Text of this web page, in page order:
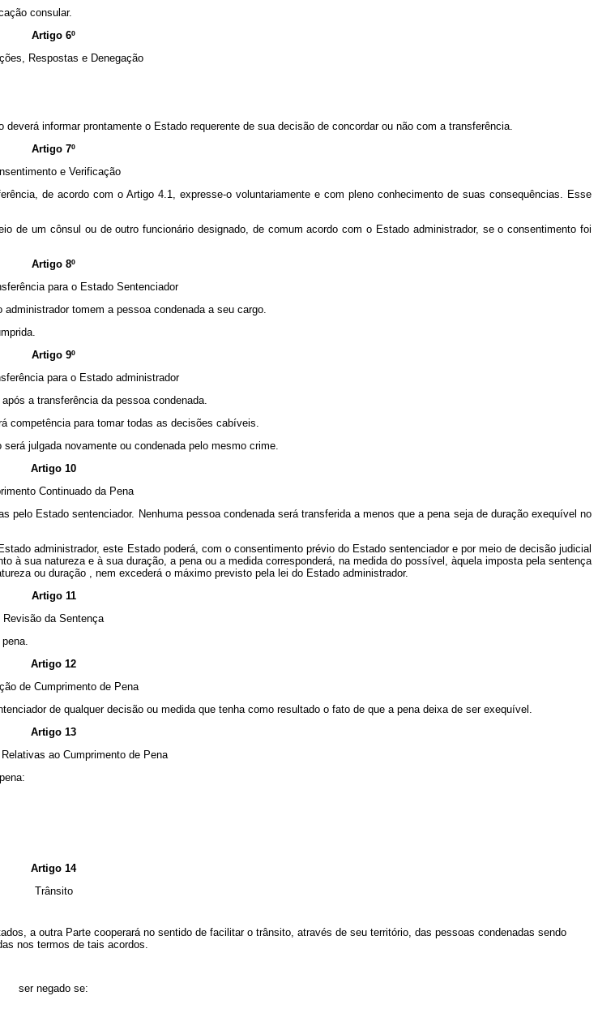
consular.
Artigo 6º
Respostas e Denegação
informar prontamente o Estado requerente de sua decisão de concordar ou não com a transferência.
Artigo 7º
e Verificação
de acordo com o Artigo 4.1, expresse-o voluntariamente e com pleno conhecimento de suas consequências. Esse
de um cônsul ou de outro funcionário designado, de comum acordo com o Estado administrador, se o consentimento foi
Artigo 8º
para o Estado Sentenciador
tomem a pessoa condenada a seu cargo.
Artigo 9º
para o Estado administrador
a transferência da pessoa condenada.
competência para tomar todas as decisões cabíveis.
julgada novamente ou condenada pelo mesmo crime.
Artigo 10
Continuado da Pena
pelo Estado sentenciador. Nenhuma pessoa condenada será transferida a menos que a pena seja de duração exequível no
administrador, este Estado poderá, com o consentimento prévio do Estado sentenciador e por meio de decisão judicial
à sua natureza e à sua duração, a pena ou a medida corresponderá, na medida do possível, àquela imposta pela sentença
ou duração , nem excederá o máximo previsto pela lei do Estado administrador.
Artigo 11
Revisão da Sentença
Artigo 12
de Cumprimento de Pena
de qualquer decisão ou medida que tenha como resultado o fato de que a pena deixa de ser exequível.
Artigo 13
Relativas ao Cumprimento de Pena
Artigo 14
Trânsito
a outra Parte cooperará no sentido de facilitar o trânsito, através de seu território, das pessoas condenadas sendo
nos termos de tais acordos.
ser negado se: